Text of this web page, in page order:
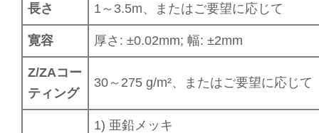
長さ 1～3.5m、またはご要望に応じて
寛容 厚さ: ±0.02mm; 幅: ±2mm
Z/ZAコー
ティング
30～275 g/m²、またはご要望に応じて
1) 亜鉛メッキ